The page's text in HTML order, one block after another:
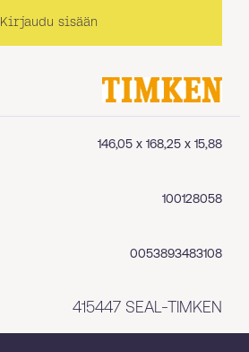
146,05 x 168,25 x 15,88
100128058
0053893483108
415447 SEAL-TIMKEN
Kirjaudu sisään